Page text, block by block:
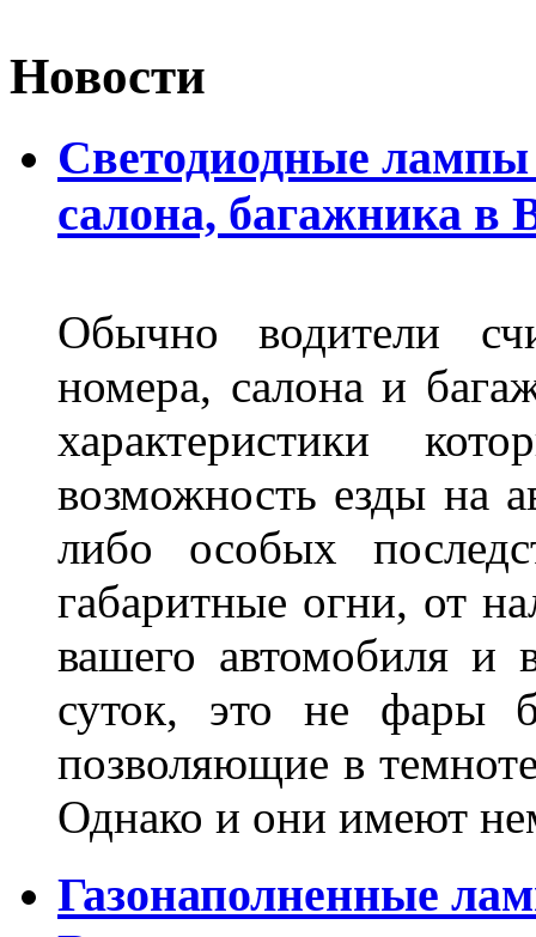
Новости
Светодиодные лампы
салона, багажника в
Обычно водители
номера, салона и
характеристики
возможность езды на
либо особых
габаритные огни, от
вашего автомобиля и
суток, это не фары
позволяющие в
Однако и они имеют
Газонаполненные